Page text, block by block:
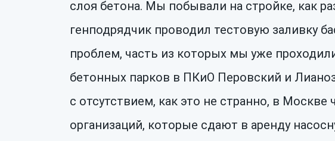
слоя бетона. Мы побывали на стройке, как
генподрядчик проводил тестовую заливку
проблем, часть из которых мы уже
бетонных парков в ПКиО Перовский и
с отсутствием, как это не странно, в
организаций, которые сдают в аренду